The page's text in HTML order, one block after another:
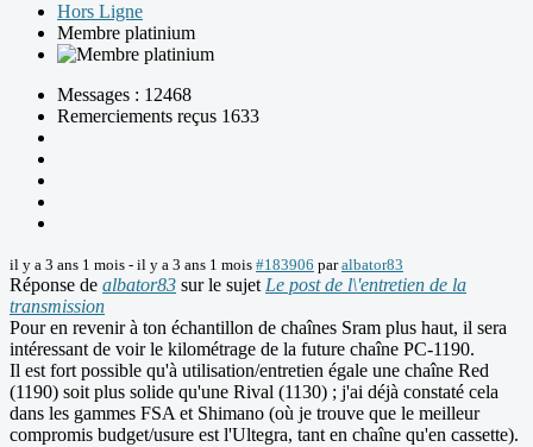
Hors Ligne
Membre platinium
Messages : 12468
Remerciements reçus 1633
il y a 3 ans 1 mois - il y a 3 ans 1 mois #183906 paralbator83
Réponse de albator83 sur le sujet Le post de l\'entretien de la
transmission
Pour en revenir à ton échantillon de chaînes Sram plus haut, il sera
intéressant de voir le kilométrage de la future chaîne PC-1190.
Il est fort possible qu'à utilisation/entretien égale une chaîne Red
(1190) soit plus solide qu'une Rival (1130) ; j'ai déjà constaté cela
dans les gammes FSA et Shimano (où je trouve que le meilleur
compromis budget/usure est l'Ultegra, tant en chaîne qu'en cassette).